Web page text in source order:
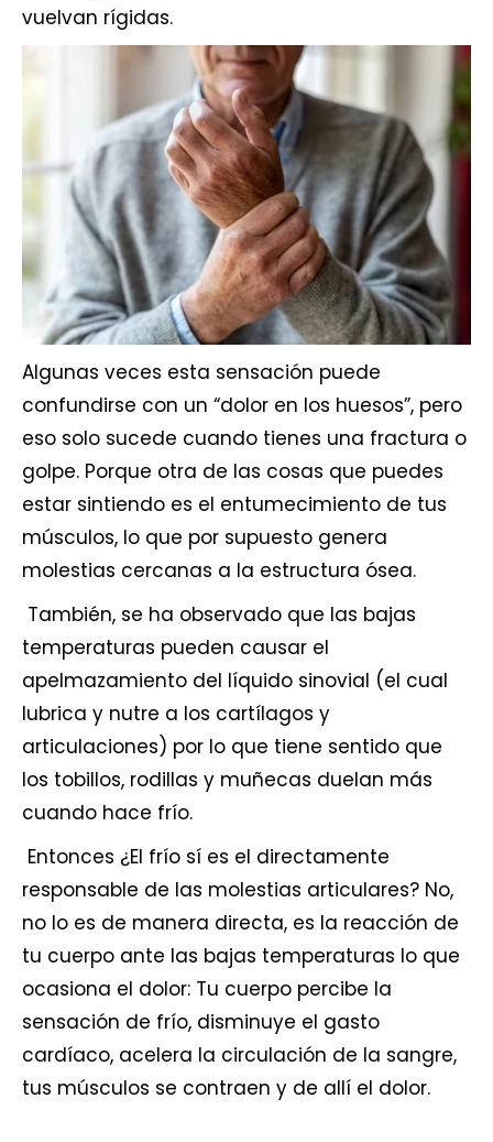
vuelvan rígidas.
Algunas veces esta sensación puede
confundirse con un “dolor en los huesos”, pero
eso solo sucede cuando tienes una fractura o
golpe. Porque otra de las cosas que puedes
estar sintiendo es el entumecimiento de tus
músculos, lo que por supuesto genera
molestias cercanas a la estructura ósea.
También, se ha observado que las bajas
temperaturas pueden causar el
apelmazamiento del líquido sinovial (el cual
lubrica y nutre a los cartílagos y
articulaciones) por lo que tiene sentido que
los tobillos, rodillas y muñecas duelan más
cuando hace frío.
Entonces ¿El frío sí es el directamente
responsable de las molestias articulares? No,
no lo es de manera directa, es la reacción de
tu cuerpo ante las bajas temperaturas lo que
ocasiona el dolor: Tu cuerpo percibe la
sensación de frío, disminuye el gasto
cardíaco, acelera la circulación de la sangre,
tus músculos se contraen y de allí el dolor.